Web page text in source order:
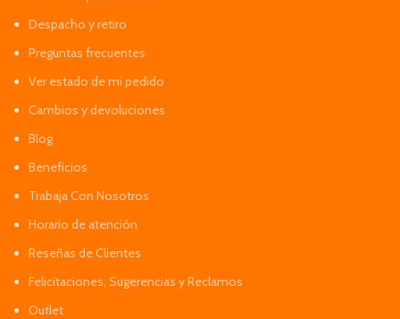
Despacho y retiro
Preguntas frecuentes
Ver estado de mi pedido
Cambios y devoluciones
Blog
Beneficios
Trabaja Con Nosotros
Horario de atención
Reseñas de Clientes
Felicitaciones, Sugerencias y Reclamos
Outlet